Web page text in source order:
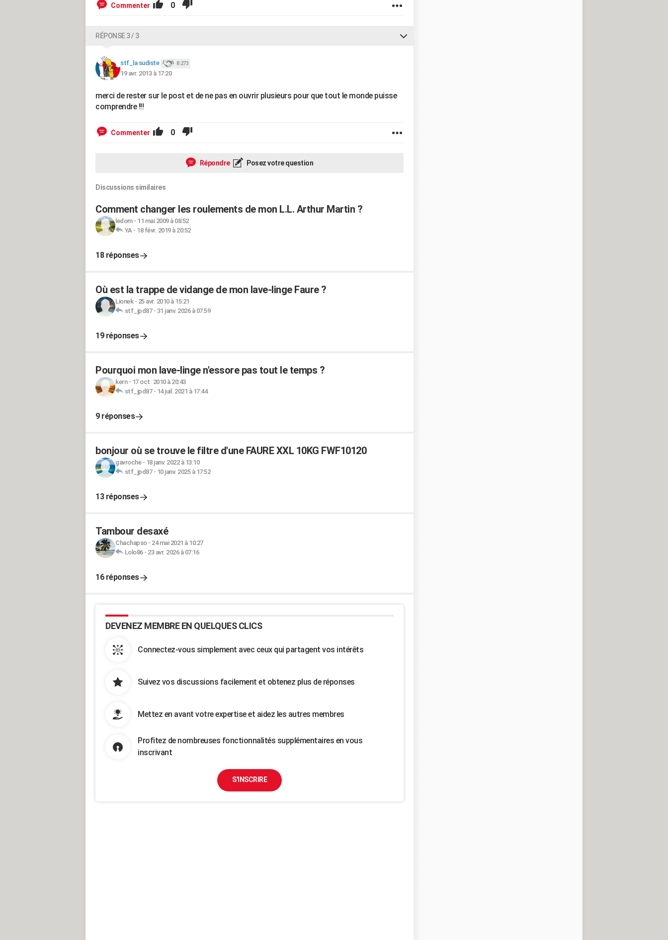
Commenter 0
RÉPONSE 3 / 3
stf_la sudiste 8 273
19 avr. 2013 à 17:20
merci de rester sur le post et de ne pas en ouvrir plusieurs pour que tout le monde puisse
comprendre !!!
Commenter 0
Répondre Posez votre question
Discussions similaires
Comment changer les roulements de mon L.L. Arthur Martin ?
ledom- 11 mai 2009 à 08:52
YA- 18 févr. 2019 à 20:52
18 réponses
Où est la trappe de vidange de mon lave-linge Faure ?
Lionek- 25 avr. 2010 à 15:21
stf_jpd87- 31 janv. 2026 à 07:59
19 réponses
Pourquoi mon lave-linge n'essore pas tout le temps ?
kern- 17 oct. 2010 à 20:43
stf_jpd87- 14 juil. 2021 à 17:44
9 réponses
bonjour où se trouve le filtre d'une FAURE XXL 10KG FWF10120
gavroche- 18 janv. 2022 à 13:10
stf_jpd87- 10 janv. 2025 à 17:52
13 réponses
Tambour desaxé
Chachapso- 24 mai 2021 à 10:27
Lolo86- 23 avr. 2026 à 07:16
16 réponses
DEVENEZ MEMBRE EN QUELQUES CLICS
Connectez-vous simplement avec ceux qui partagent vos intérêts
Suivez vos discussions facilement et obtenez plus de réponses
Mettez en avant votre expertise et aidez les autres membres
Profitez de nombreuses fonctionnalités supplémentaires en vous
inscrivant
S'INSCRIRE